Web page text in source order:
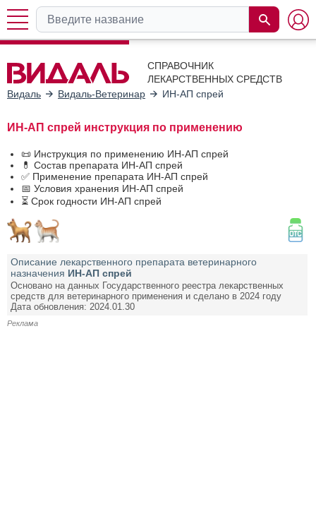
СПРАВОЧНИК
ЛЕКАРСТВЕННЫХ СРЕДСТВ
Видаль
Видаль-Ветеринар ИН-АП спрей
ИН-АП спрей инструкция по применению
📜 Инструкция по применению ИН-АП спрей
💊 Состав препарата ИН-АП спрей
✅ Применение препарата ИН-АП спрей
📅 Условия хранения ИН-АП спрей
⏳ Срок годности ИН-АП спрей
Описание лекарственного препарата ветеринарного
назначения ИН-АП спрей
Основано на данных Государственного реестра лекарственных
средств для ветеринарного применения и сделано в 2024 году
Дата обновления: 2024.01.30
Реклама